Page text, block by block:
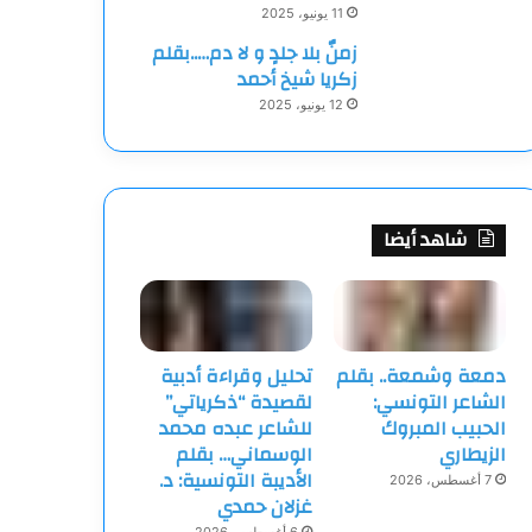
11 يونيو، 2025
زمنٌ بلا جلدٍ و لا دم…..بقلم
زكريا شيخ أحمد
12 يونيو، 2025
شاهد أيضا
دمعة وشمعة.. بقلم
الشاعر التونسي:
الحبيب المبروك
الزيطاري
7 أغسطس، 2026
تحليل وقراءة أدبية
لقصيدة “ذكرياتي”
للشاعر عبده محمد
الوسماني… بقلم
الأديبة التونسية: د.
غزلان حمدي